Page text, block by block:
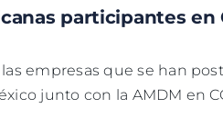
participantes en
empresas que se han
junto con la AMDM en